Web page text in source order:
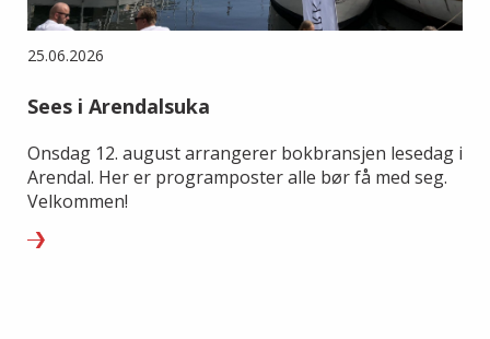
25.06.2026
Sees i Arendalsuka
Onsdag 12. august arrangerer bokbransjen lesedag i
Arendal. Her er programposter alle bør få med seg.
Velkommen!